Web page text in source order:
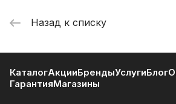
Назад к списку
КаталогАкцииБрендыУслугиБлог
ГарантияМагазины